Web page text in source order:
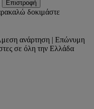
Επιστροφή
δοκιμάστε
ανάρτηση | Επώνυμη
σε όλη την Ελλάδα